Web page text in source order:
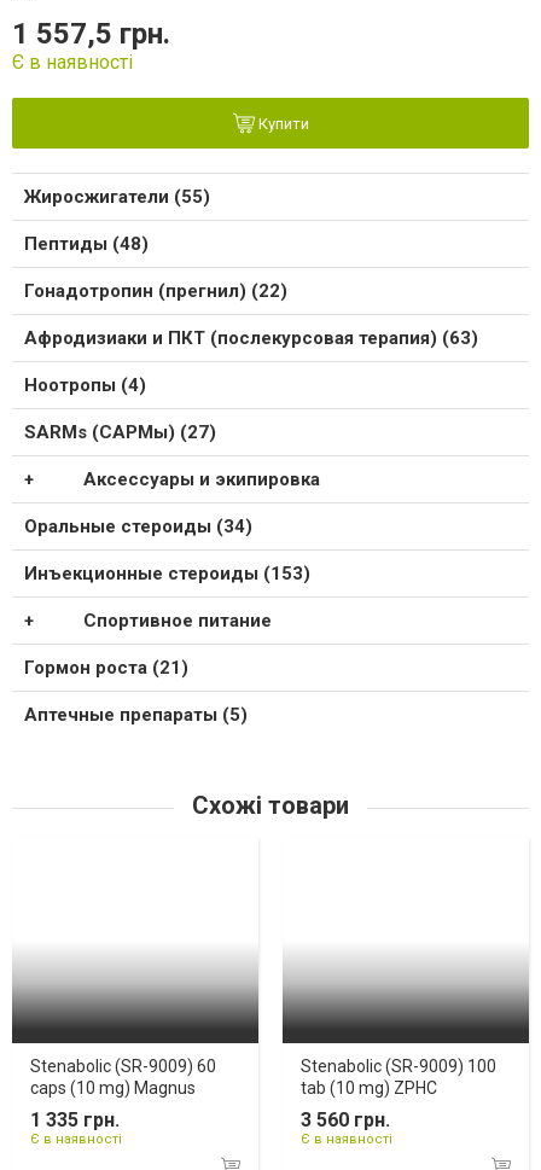
1 557,5 грн.
Є в наявності
Купити
Жиросжигатели (55)
Пептиды (48)
Гонадотропин (прегнил) (22)
Афродизиаки и ПКТ (послекурсовая терапия) (63)
Ноотропы (4)
SARMs (САРМы) (27)
Аксессуары и экипировка
Оральные стероиды (34)
Инъекционные стероиды (153)
Спортивное питание
Гормон роста (21)
Аптечные препараты (5)
Схожі товари
Stenabolic (SR-9009) 60
caps (10 mg) Magnus
1 335 грн.
Є в наявності
Stenabolic (SR-9009) 100
tab (10 mg) ZPHC
3 560 грн.
Є в наявності